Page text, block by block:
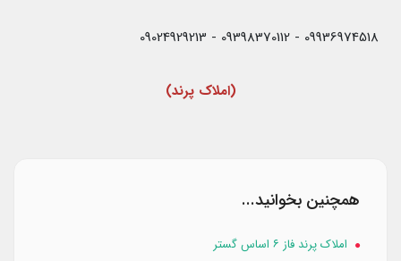
(املاک پرند)
همچنین بخوانید...
املاک پرند فاز ۶ اساس گستر